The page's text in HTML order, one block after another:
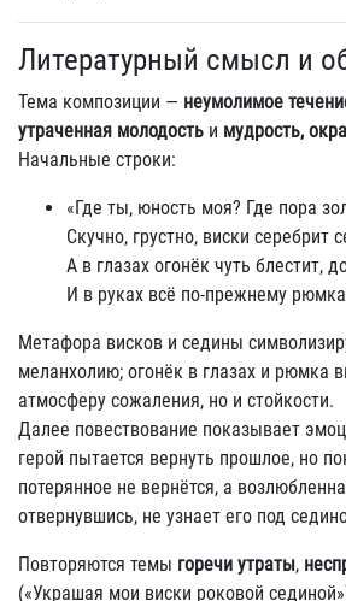
Литературный смысл и
Тема композиции — неумолимое
утраченная молодость и мудрость,
Начальные строки:
«Где ты, юность моя? Где пора
Скучно, грустно, виски серебрит
А в глазах огонёк чуть блестит,
И в руках всё по‑прежнему
Метафора висков и седины
меланхолию; огонёк в глазах и рюмка
атмосферу сожаления, но и стойкости.
Далее повествование показывает
герой пытается вернуть прошлое, но
потерянное не вернётся, а
отвернувшись, не узнает его под
Повторяются темы горечи утраты,
(«Украшая мои виски роковой